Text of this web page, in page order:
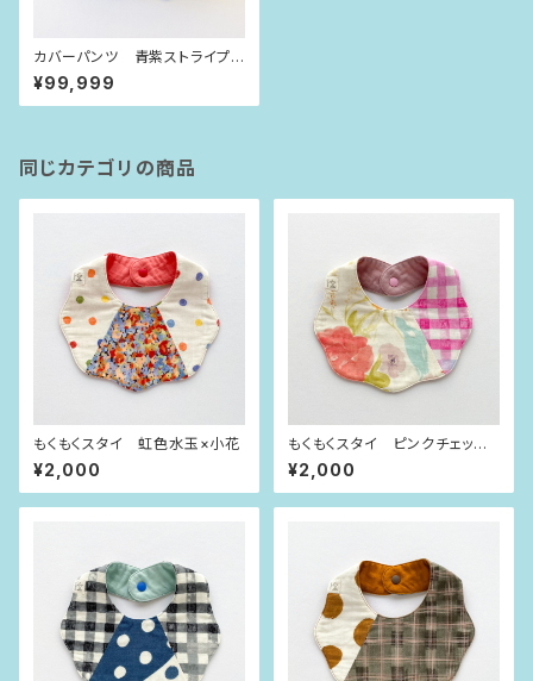
カバーパンツ 青紫ストライプ
（80size）
¥99,999
同じカテゴリの商品
もくもくスタイ 虹色水玉×小花
¥2,000
もくもくスタイ ピンクチェック×
お花
¥2,000